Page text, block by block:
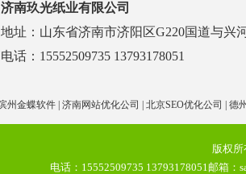
济南玖光纸业有限公司
地址：山东省济南市济阳区G220国道与兴
电话： 15552509735 13793178051
州金蝶软件 济南网站优化公司 北京SEO优化公司 德
版权
电话：15552509735 13793178051邮箱：